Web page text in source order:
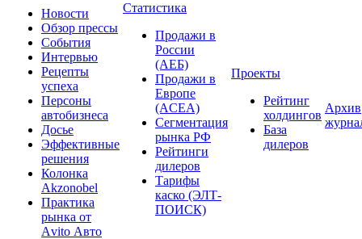
Новости
Обзор прессы
События
Интервью
Рецепты
успеха
Персоны
автобизнеса
Досье
Эффективные
решения
Колонка
Akzonobel
Практика
рынка от
Аvito Авто
Статистика
Продажи в
России
(АЕБ)
Продажи в
Европе
(ACEA)
Сегментация
рынка РФ
Рейтинги
дилеров
Тарифы
каско (ЭЛТ-
ПОИСК)
Проекты
Рейтинг
холдингов
База
дилеров
Архив